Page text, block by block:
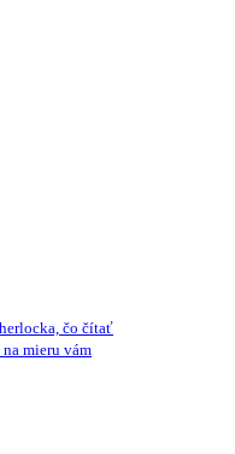
čo čítať
mieru vám